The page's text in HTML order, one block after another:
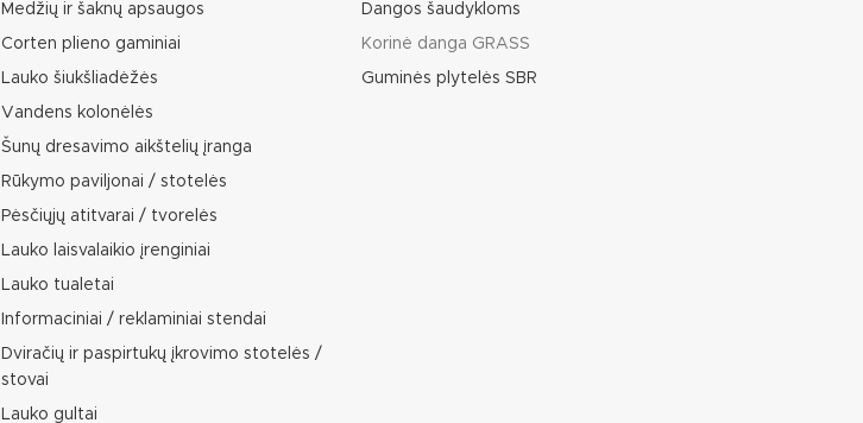
Medžių ir šaknų apsaugos
Corten plieno gaminiai
Lauko šiukšliadėžės
Vandens kolonėlės
Šunų dresavimo aikštelių įranga
Rūkymo paviljonai / stotelės
Pėsčiųjų atitvarai / tvorelės
Lauko laisvalaikio įrenginiai
Lauko tualetai
Informaciniai / reklaminiai stendai
Dviračių ir paspirtukų įkrovimo stotelės /
stovai
Lauko gultai
Dangos šaudykloms
Korinė danga GRASS
Guminės plytelės SBR